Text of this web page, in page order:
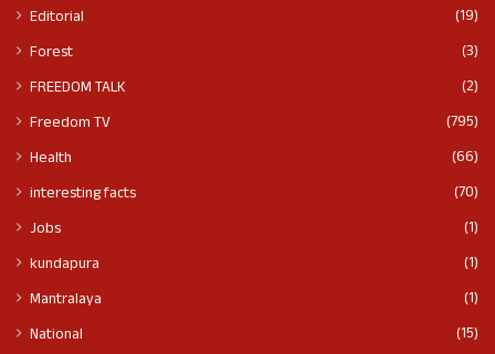
Editorial
(19)
Forest
(3)
FREEDOM TALK
(2)
Freedom TV
(795)
Health
(66)
interesting facts
(70)
Jobs
(1)
kundapura
(1)
Mantralaya
(1)
National
(15)